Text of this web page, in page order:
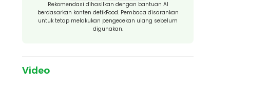
Rekomendasi dihasilkan dengan bantuan AI
berdasarkan konten detikFood. Pembaca disarankan
untuk tetap melakukan pengecekan ulang sebelum
digunakan.
Video